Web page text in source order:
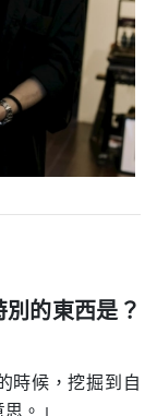
別的東西是？
時候，挖掘到自
。」